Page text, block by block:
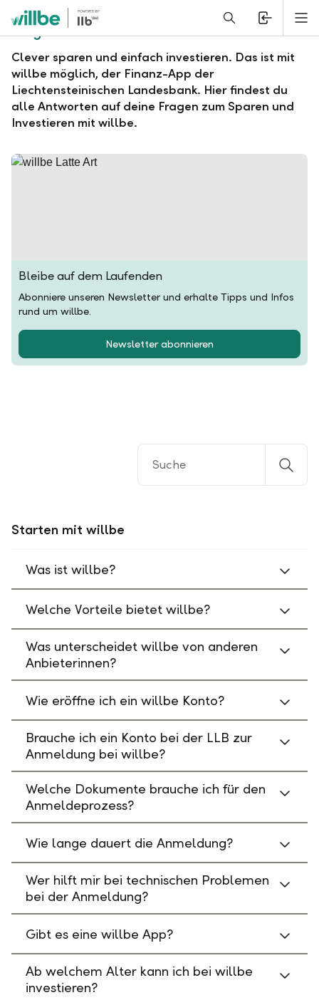
Alerts.Headline
Fragen und Antworten zu willbe
Clever sparen und einfach investieren. Das ist mit
willbe möglich, der Finanz-App der
Liechtensteinischen Landesbank. Hier findest du
alle Antworten auf deine Fragen zum Sparen und
Investieren mit willbe.
Bleibe auf dem Laufenden
Abonniere unseren Newsletter und erhalte Tipps und Infos
rund um willbe.
Newsletter abonnieren
Starten mit willbe
Was ist willbe?
Welche Vorteile bietet willbe?
Was unterscheidet willbe von anderen
Anbieterinnen?
Wie eröffne ich ein willbe Konto?
Brauche ich ein Konto bei der LLB zur
Anmeldung bei willbe?
Welche Dokumente brauche ich für den
Anmeldeprozess?
Wie lange dauert die Anmeldung?
Wer hilft mir bei technischen Problemen
bei der Anmeldung?
Gibt es eine willbe App?
Ab welchem Alter kann ich bei willbe
investieren?